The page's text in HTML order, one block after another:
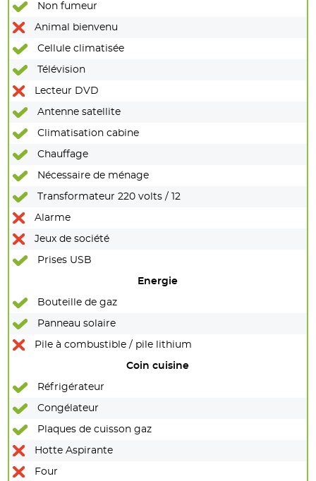
Non fumeur
Animal bienvenu
Cellule climatisée
Télévision
Lecteur DVD
Antenne satellite
Climatisation cabine
Chauffage
Nécessaire de ménage
Transformateur 220 volts / 12
Alarme
Jeux de société
Prises USB
Energie
Bouteille de gaz
Panneau solaire
Pile à combustible / pile lithium
Coin cuisine
Réfrigérateur
Congélateur
Plaques de cuisson gaz
Hotte Aspirante
Four